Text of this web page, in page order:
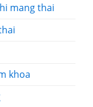
mang thai
khoa